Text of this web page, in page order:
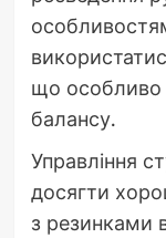
що особливо
балансу.
Управління
досягти
з резинками